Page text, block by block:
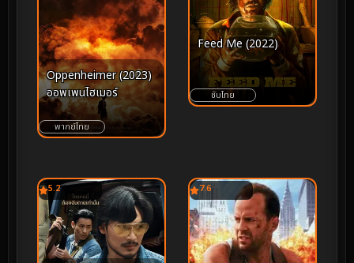
Oppenheimer (2023)
ออพเพนไฮเมอร์
พากย์ไทย
Feed Me (2022)
ซับไทย
5.2 7.6